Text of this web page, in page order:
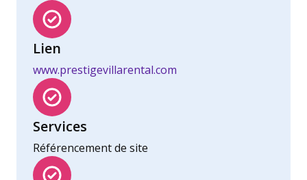
Lien
www.prestigevillarental.com
Services
Référencement de site